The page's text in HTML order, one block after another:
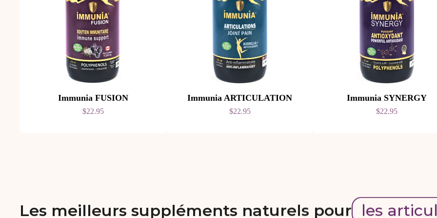
Immunia FUSION
$22.95
Immunia ARTICULATION
$22.95
Immunia SYNERGY
$22.95
Les meilleurs suppléments naturels pour les